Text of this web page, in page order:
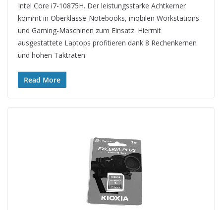
Intel Core i7-10875H. Der leistungsstarke Achtkerner
kommt in Oberklasse-Notebooks, mobilen Workstations
und Gaming-Maschinen zum Einsatz. Hiermit
ausgestattete Laptops profitieren dank 8 Rechenkernen
und hohen Taktraten
Read More